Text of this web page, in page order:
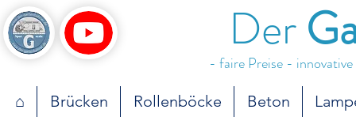
Der
- faire Preise -
⌂ Brücken Rollenböcke Beton